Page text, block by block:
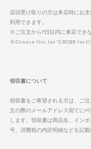
店頭受け取りの方は来店時にお
利用できます。
※ご注文から7日以内に来店でき
※Choose this for "ORDER for
領収書について
領収書をご希望される方は、ご
文の際のメールアドレス宛てに
します。領収書は商品名、イン
号、消費税の内訳明細などを記載